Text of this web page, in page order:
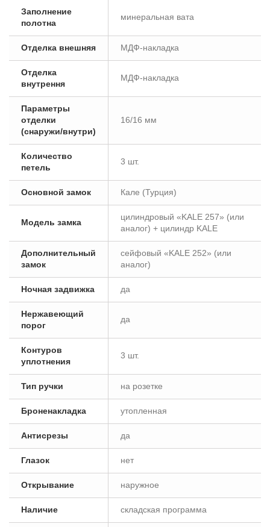
Заполнение
полотна
минеральная вата
Отделка внешняя МДФ-накладка
Отделка
внутрення
МДФ-накладка
Параметры
отделки
(снаружи/внутри)
16/16 мм
Количество
петель
3 шт.
Основной замок Кале (Турция)
Модель замка
цилиндровый «KALE 257» (или
аналог) + цилиндр KALE
Дополнительный
замок
сейфовый «KALE 252» (или
аналог)
Ночная задвижка да
Нержавеющий
порог
да
Контуров
уплотнения
3 шт.
Тип ручки на розетке
Броненакладка утопленная
Антисрезы да
Глазок нет
Открывание наружное
Наличие складская программа